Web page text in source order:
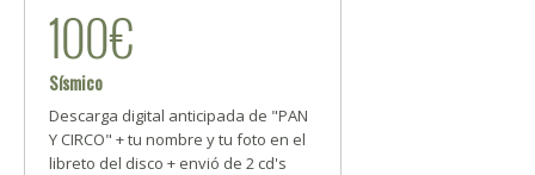
100€
Sísmico
Descarga digital anticipada de "PAN
Y CIRCO" + tu nombre y tu foto en el
libreto del disco + envió de 2 cd's